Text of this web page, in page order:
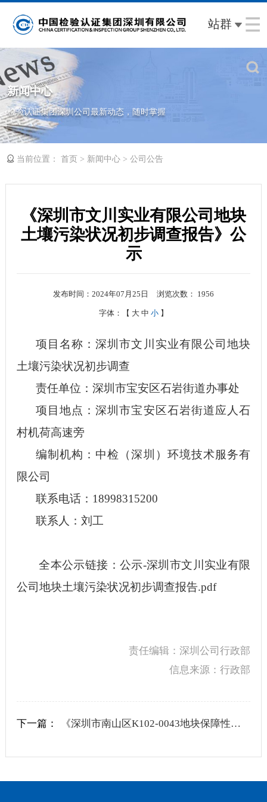
站群
新闻中心
检验认证集团深圳公司最新动态，随时掌握
当前位置： 首页 > 新闻中心 > 公司公告
《深圳市文川实业有限公司地块
土壤污染状况初步调查报告》公
示
发布时间：2024年07月25日 浏览次数： 1956
字体：【 大 中 小 】
项目名称：深圳市文川实业有限公司地块
土壤污染状况初步调查
责任单位：深圳市宝安区石岩街道办事处
项目地点：深圳市宝安区石岩街道应人石
村机荷高速旁
编制机构：中检（深圳）环境技术服务有
限公司
联系电话： 18998315200
联系人：刘工
全本公示链接： 公示-深圳市文川实业有限
公司地块土壤污染状况初步调查报告.pdf
责任编辑：深圳公司行政部
信息来源：行政部
下一篇： 《深圳市南山区K102-0043地块保障性租赁住房项目土壤污染状况初步调查报告》公示